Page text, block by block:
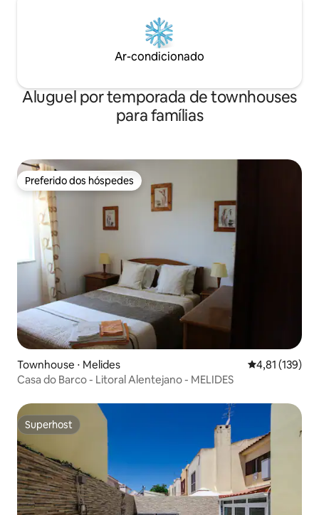
Ar-condicionado
Aluguel por temporada de townhouses
para famílias
Preferido dos hóspedes
Preferido dos hóspedes
Townhouse ⋅ Melides 4,81 de uma
4,81 (139)
Casa do Barco - Litoral Alentejano - MELIDES
Superhost
Superhost